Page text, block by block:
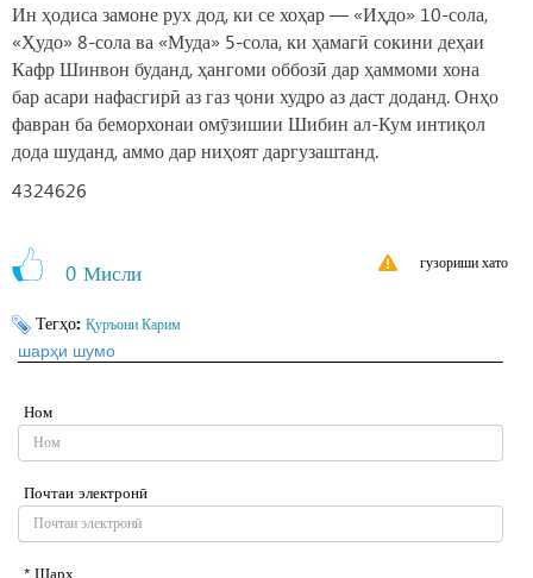
Ин ҳодиса замоне рух дод, ки се хоҳар — «Иҳдо» 10-сола,
«Ҳудо» 8-сола ва «Муда» 5-сола, ки ҳамагӣ сокини деҳаи
Кафр Шинвон буданд, ҳангоми оббозӣ дар ҳаммоми хона
бар асари нафасгирӣ аз газ ҷони худро аз даст доданд. Онҳо
фавран ба беморхонаи омӯзишии Шибин ал-Кум интиқол
дода шуданд, аммо дар ниҳоят даргузаштанд.
4324626
0 Мисли гузориши хато
Тегҳо: Қуръони Карим
шарҳи шумо
Ном
Почтаи электронӣ
* Шарҳ